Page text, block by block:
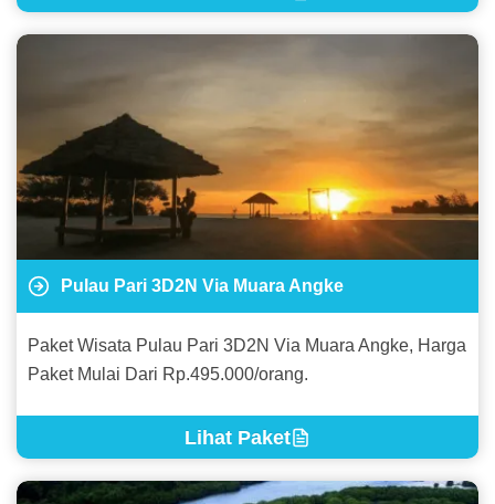
Pulau Pari 3D2N Via Muara Angke
Paket Wisata Pulau Pari 3D2N Via Muara Angke, Harga
Paket Mulai Dari Rp.495.000/orang.
Lihat Paket